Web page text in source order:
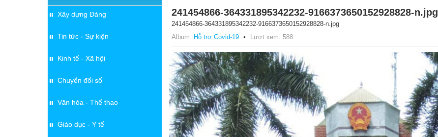
241454866-364331895342232-9166373650152928828-n.jpg
241454866-364331895342232-9166373650152928828-n.jpg
Album: Hỗ trợ Covid-19 Lượt xem: 588
Xây dựng Đảng
Tin tức - Sự kiện
Kinh tế - Xã hội
Chuyển đổi số
Văn hóa - Thể thao
Giáo dục - Y tế